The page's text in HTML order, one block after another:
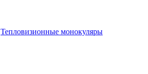
Тепловизионные монокуляры